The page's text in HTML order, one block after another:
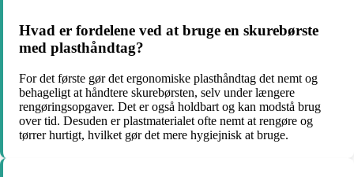
Hvad er fordelene ved at bruge en skurebørste
med plasthåndtag?
For det første gør det ergonomiske plasthåndtag det nemt og
behageligt at håndtere skurebørsten, selv under længere
rengøringsopgaver. Det er også holdbart og kan modstå brug
over tid. Desuden er plastmaterialet ofte nemt at rengøre og
tørrer hurtigt, hvilket gør det mere hygiejnisk at bruge.